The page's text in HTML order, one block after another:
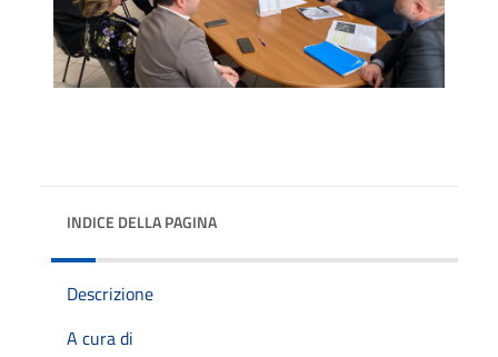
INDICE DELLA PAGINA
Descrizione
A cura di